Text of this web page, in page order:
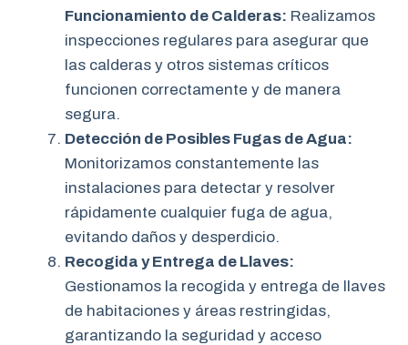
Funcionamiento de Calderas: Realizamos
inspecciones regulares para asegurar que
las calderas y otros sistemas críticos
funcionen correctamente y de manera
segura.
Detección de Posibles Fugas de Agua:
Monitorizamos constantemente las
instalaciones para detectar y resolver
rápidamente cualquier fuga de agua,
evitando daños y desperdicio.
Recogida y Entrega de Llaves:
Gestionamos la recogida y entrega de llaves
de habitaciones y áreas restringidas,
garantizando la seguridad y acceso